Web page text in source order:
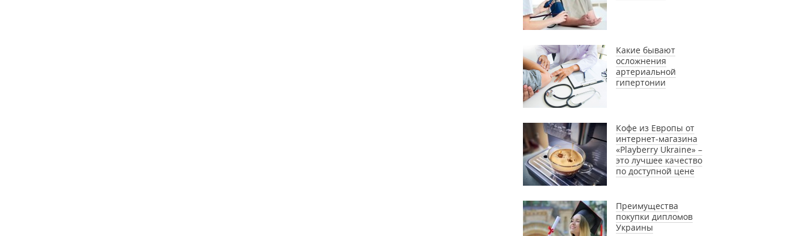
Какие бывают
осложнения
артериальной
гипертонии
Кофе из Европы от
интернет-магазина
«Playberry Ukraine» –
это лучшее качество
по доступной цене
Преимущества
покупки дипломов
Украины